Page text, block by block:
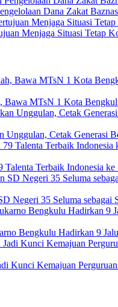
Dana Zakat
Menjaga Situasi Tetap
MTsN 1 Kota
Unggulan, Cetak Generasi
Talenta Terbaik Indonesia
Negeri 35 Seluma sebagai
Bengkulu Hadirkan 9
Kunci Kemajuan